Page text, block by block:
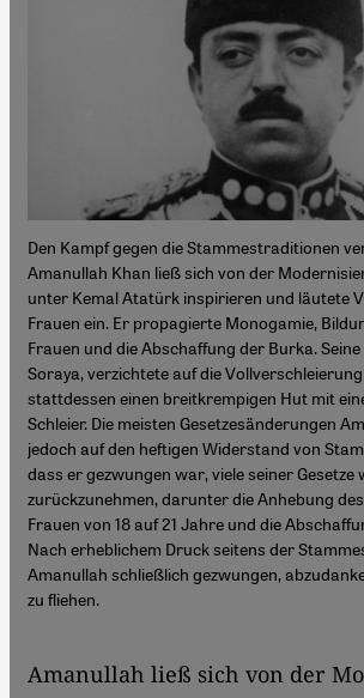
Den Kampf gegen die Stammestraditionen
Amanullah Khan ließ sich von der
unter Kemal Atatürk inspirieren und läutete
Frauen ein. Er propagierte Monogamie,
Frauen und die Abschaffung der Burka.
Soraya, verzichtete auf die
stattdessen einen breitkrempigen Hut mit
Schleier. Die meisten Gesetzesänderungen
jedoch auf den heftigen Widerstand von
dass er gezwungen war, viele seiner Gesetze
zurückzunehmen, darunter die Anhebung
Frauen von 18 auf 21 Jahre und die
Nach erheblichem Druck seitens der
Amanullah schließlich gezwungen,
zu fliehen.
Amanullah ließ sich von der